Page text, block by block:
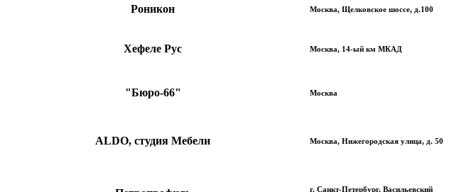
Роникон Москва, Щелковское шоссе, д.100
Хефеле Рус Москва, 14-ый км МКАД
"Бюро-66" Москва
ALDO, cтудия Мебели Москва, Нижегородская улица, д. 50
г. Санкт-Петербург, Васильевский